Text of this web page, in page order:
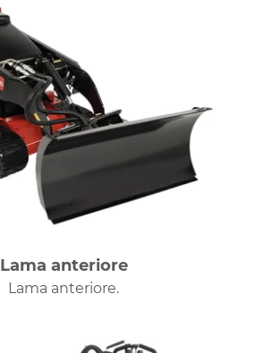
Lama anteriore
Lama anteriore.